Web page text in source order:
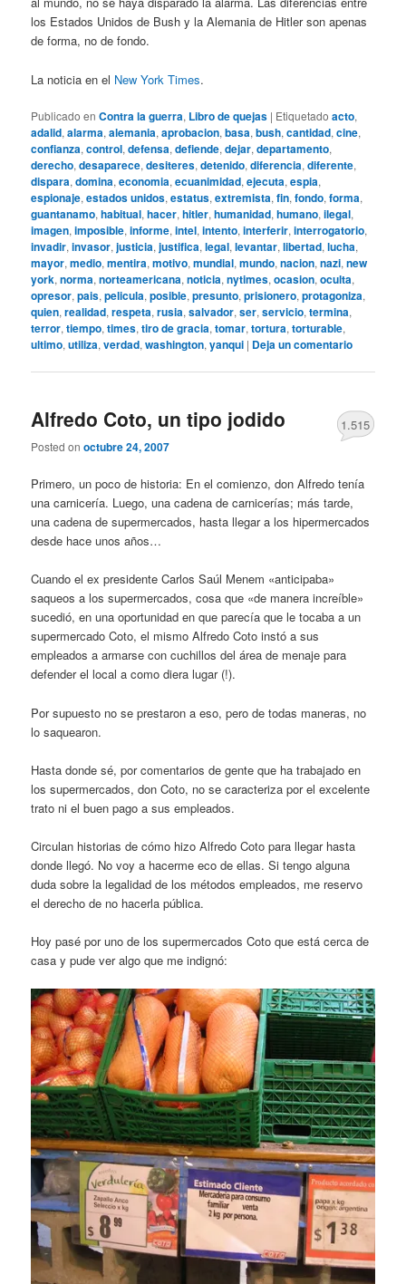
los Estados Unidos de Bush y la Alemania de Hitler son apenas
de forma, no de fondo.
La noticia en el New York Times.
Publicado en Contra la guerra, Libro de quejas | Etiquetado acto,
adalid,alarma,alemania,aprobacion,basa,bush,cantidad,cine,
confianza,control,defensa,defiende,dejar,departamento,
derecho,desaparece,desiteres,detenido,diferencia,diferente,
dispara,domina,economia,ecuanimidad,ejecuta,espia,
espionaje,estados unidos,estatus,extremista,fin,fondo,forma,
guantanamo,habitual,hacer,hitler,humanidad,humano,ilegal,
imagen,imposible,informe,intel,intento,interferir,interrogatorio,
invadir,invasor,justicia,justifica,legal,levantar,libertad,lucha,
mayor,medio,mentira,motivo,mundial,mundo,nacion,nazi,new
york,norma,norteamericana,noticia,nytimes,ocasion,oculta,
opresor,pais,pelicula,posible,presunto,prisionero,protagoniza,
quien,realidad,respeta,rusia,salvador,ser,servicio,termina,
terror,tiempo,times,tiro de gracia,tomar,tortura,torturable,
ultimo,utiliza,verdad,washington,yanqui | Deja un comentario
Alfredo Coto, un tipo jodido
Posted onoctubre 24, 2007
1.515
Primero, un poco de historia: En el comienzo, don Alfredo tenía
una carnicería. Luego, una cadena de carnicerías; más tarde,
una cadena de supermercados, hasta llegar a los hipermercados
desde hace unos años…
Cuando el ex presidente Carlos Saúl Menem «anticipaba»
saqueos a los supermercados, cosa que «de manera increíble»
sucedió, en una oportunidad en que parecía que le tocaba a un
supermercado Coto, el mismo Alfredo Coto instó a sus
empleados a armarse con cuchillos del área de menaje para
defender el local a como diera lugar (!).
Por supuesto no se prestaron a eso, pero de todas maneras, no
lo saquearon.
Hasta donde sé, por comentarios de gente que ha trabajado en
los supermercados, don Coto, no se caracteriza por el excelente
trato ni el buen pago a sus empleados.
Circulan historias de cómo hizo Alfredo Coto para llegar hasta
donde llegó. No voy a hacerme eco de ellas. Si tengo alguna
duda sobre la legalidad de los métodos empleados, me reservo
el derecho de no hacerla pública.
Hoy pasé por uno de los supermercados Coto que está cerca de
casa y pude ver algo que me indignó: